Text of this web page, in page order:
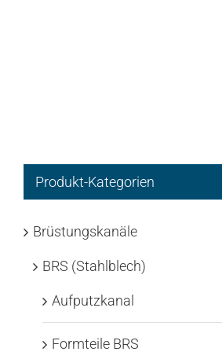
Produkt-Kategorien
Brüstungskanäle
BRS (Stahlblech)
Aufputzkanal
Formteile BRS